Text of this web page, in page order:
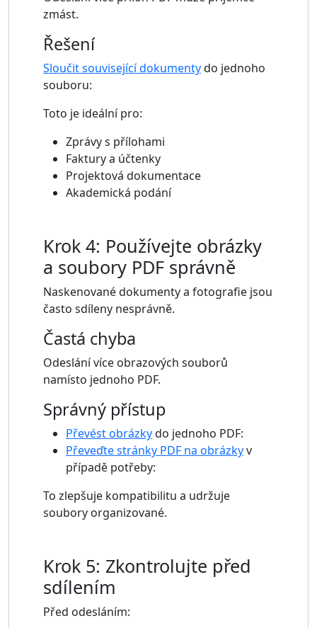
zmást.
Řešení
Sloučit související dokumentydo jednoho
souboru:
Toto je ideální pro:
Zprávy s přílohami
Faktury a účtenky
Projektová dokumentace
Akademická podání
Krok 4: Používejte obrázky
a soubory PDF správně
Naskenované dokumenty a fotografie jsou
často sdíleny nesprávně.
Častá chyba
Odeslání více obrazových souborů
namísto jednoho PDF.
Správný přístup
Převést obrázkydo jednoho PDF:
Převeďte stránky PDF na obrázkyv
případě potřeby:
To zlepšuje kompatibilitu a udržuje
soubory organizované.
Krok 5: Zkontrolujte před
sdílením
Před odesláním: